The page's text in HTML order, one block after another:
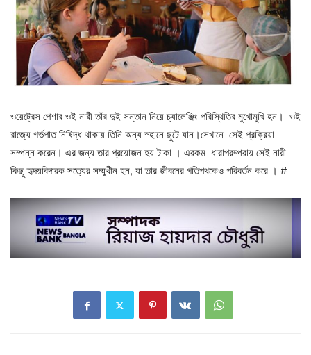
ওয়েট্রেস পেশার ওই নারী তাঁর দুই সন্তান নিয়ে চ্যালেঞ্জিং পরিস্থিতির মুখোমুখি হন। ওই
রাজ্যে গর্ভপাত নিষিদ্ধ থাকায় তিনি অন্য স্হানে ছুটে যান।‌সেখানে সেই প্রক্রিয়া
সম্পন্ন করেন। এর জন্য তার প্রয়োজন হয় টাকা ।‌ এরকম ধারাপরম্পরায় সেই নারী
কিছু হৃদয়বিদারক সত্যের সম্মুখীন হন, যা তার জীবনের গতিপথকেও পরিবর্তন করে । #